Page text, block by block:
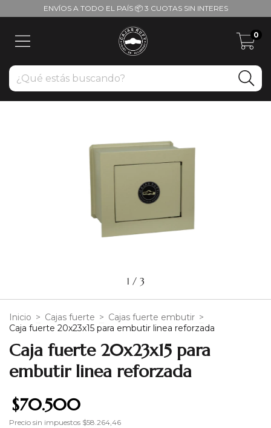
ENVÍOS A TODO EL PAÍS 📦 3 CUOTAS SIN INTERES
0
1 / 3
Inicio > Cajas fuerte > Cajas fuerte embutir >
Caja fuerte 20x23x15 para embutir linea reforzada
Caja fuerte 20x23x15 para
embutir linea reforzada
$70.500
Precio sin impuestos $58.264,46